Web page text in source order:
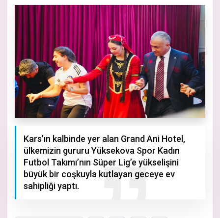
Kars’ın kalbinde yer alan Grand Ani Hotel,
ülkemizin gururu Yüksekova Spor Kadın
Futbol Takımı’nın Süper Lig’e yükselişini
büyük bir coşkuyla kutlayan geceye ev
sahipliği yaptı.